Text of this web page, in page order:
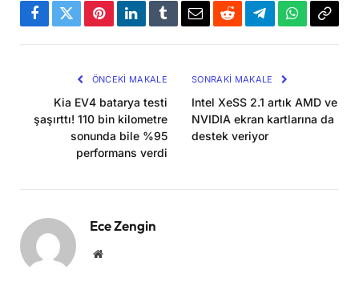
Facebook
TwitterPinterestLinkedInTumblrEmailRedditTelegramWhatsApp
ÖNCEKI MAKALE
Kia EV4 batarya testi
şaşırttı! 110 bin kilometre
sonunda bile %95
performans verdi
SONRAKI MAKALE
Intel XeSS 2.1 artık AMD ve
NVIDIA ekran kartlarına da
destek veriyor
Ece Zengin
Website